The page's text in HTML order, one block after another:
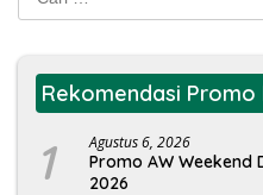
Rekomendasi Promo
1 Agustus 6, 2026
Promo AW Weekend
2026